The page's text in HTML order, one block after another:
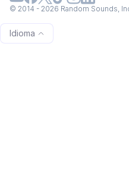
© 2014 - 2026 Random Sounds,
Idioma